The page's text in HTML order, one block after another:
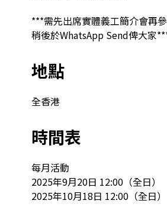
***需先出席實體義工簡介會再
稍後於WhatsApp Send俾大家
地點
全香港
時間表
每月活動
2025年9月20日 12:00（全日）
2025年10月18日 12:00（全日）